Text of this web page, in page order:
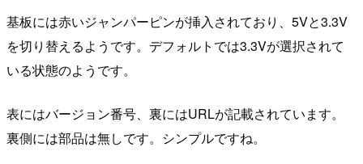
基板には赤いジャンパーピンが挿入されており、5Vと3.3V
を切り替えるようです。デフォルトでは3.3Vが選択されて
いる状態のようです。
表にはバージョン番号、裏にはURLが記載されています。
裏側には部品は無しです。シンプルですね。